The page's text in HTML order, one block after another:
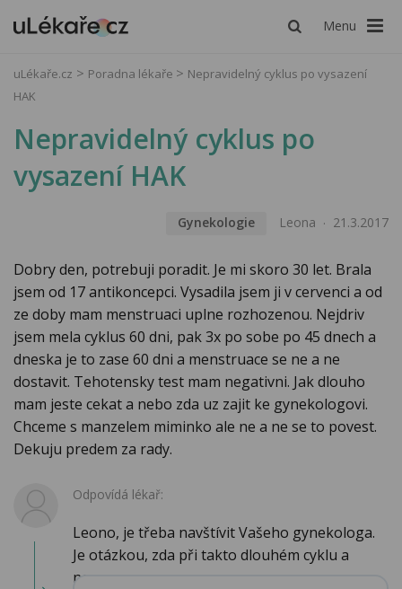
Menu
uLékaře.cz Poradna lékaře
Nepravidelný cyklus po vysazení
HAK
Nepravidelný cyklus po
vysazení HAK
Gynekologie Leona 21.3.2017
Dobry den, potrebuji poradit. Je mi skoro 30 let. Brala
jsem od 17 antikoncepci. Vysadila jsem ji v cervenci a od
ze doby mam menstruaci uplne rozhozenou. Nejdriv
jsem mela cyklus 60 dni, pak 3x po sobe po 45 dnech a
dneska je to zase 60 dni a menstruace se ne a ne
dostavit. Tehotensky test mam negativni. Jak dlouho
mam jeste cekat a nebo zda uz zajit ke gynekologovi.
Chceme s manzelem miminko ale ne a ne se to povest.
Dekuju predem za rady.
Odpovídá lékař:
Leono, je třeba navštívit Vašeho gynekologa.
Je otázkou, zda při takto dlouhém cyklu a
neprav...